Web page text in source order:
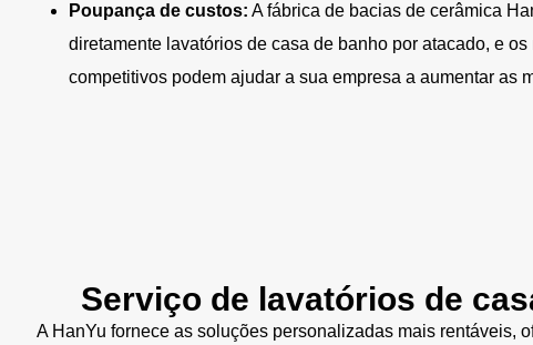
Poupança de custos: A fábrica de bacias de cerâmica
diretamente lavatórios de casa de banho por atacado, e
competitivos podem ajudar a sua empresa a aumentar as
Serviço de lavatórios de
A HanYu fornece as soluções personalizadas mais rentáveis,